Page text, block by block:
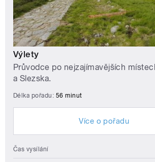
Výlety
Průvodce po nejzajímavějších
a Slezska.
Délka pořadu: 56 minut
Více o pořadu
Čas vysílání